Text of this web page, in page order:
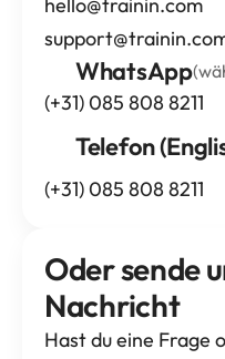
WhatsApp
(+31) 085 808 8211
Telefon
(+31) 085 808 8211
Oder sende
Nachricht
Hast du eine Frage